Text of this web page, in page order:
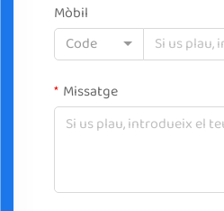
Mòbil
Code
Missatge